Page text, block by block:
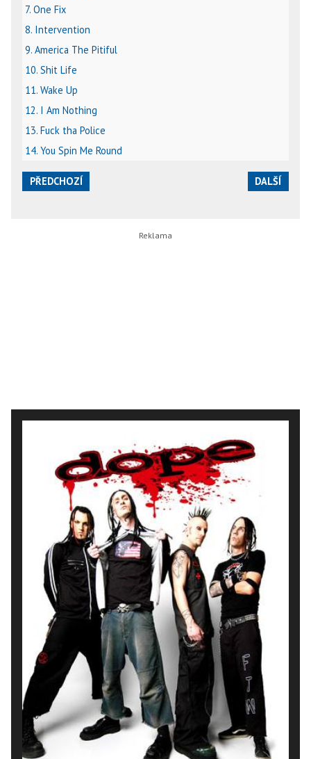
7. One Fix
8. Intervention
9. America The Pitiful
10. Shit Life
11. Wake Up
12. I Am Nothing
13. Fuck tha Police
14. You Spin Me Round
PŘEDCHOZÍ DALŠÍ